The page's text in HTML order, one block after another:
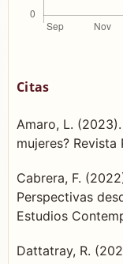
Citas
Amaro, L.
mujeres?
Cabrera, F.
Perspectivas
Estudios
Dattatray, R.